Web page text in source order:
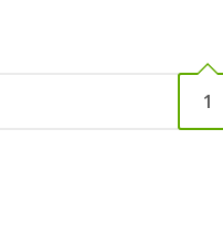
1